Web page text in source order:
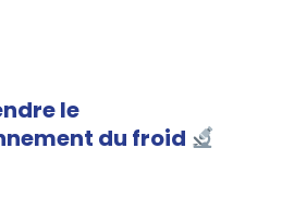
le
du froid